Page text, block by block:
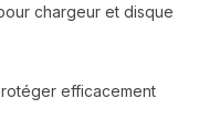
chargeur et disque
efficacement